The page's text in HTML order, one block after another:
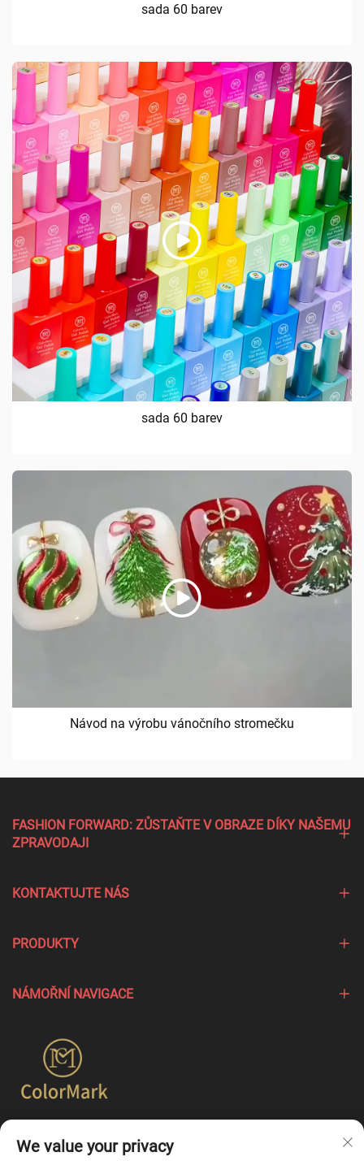
sada 60 barev
sada 60 barev
Návod na výrobu vánočního stromečku
FASHION FORWARD: ZŮSTAŇTE V OBRAZE DÍKY NAŠEMU
ZPRAVODAJI
KONTAKTUJTE NÁS
PRODUKTY
NÁMOŘNÍ NAVIGACE
které zdůrazňují jedinečné charakteristiky různých značek,
We value your privacy